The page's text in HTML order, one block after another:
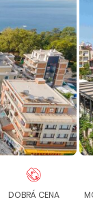
DOBRÁ CENA